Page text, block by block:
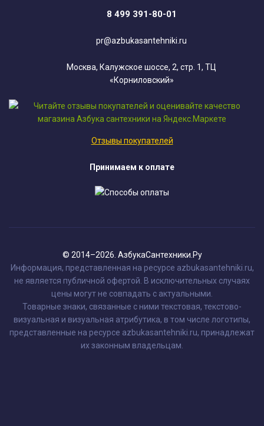
8 499 391-80-01
pr@azbukasantehniki.ru
Москва, Калужское шоссе, 2, стр. 1, ТЦ
«Корниловский»
Отзывы покупателей
Принимаем к оплате
© 2014–2026. АзбукаСантехники.Ру
Информация, представленная на ресурсе azbukasantehniki.ru,
не является публичной офертой. В исключительных случаях
цены могут не совпадать с актуальными.
Товарные знаки, связанные с ними текстовая, текстово-
визуальная и визуальная атрибутика, в том числе логотипы,
представленные на ресурсе azbukasantehniki.ru, принадлежат
их законным владельцам.